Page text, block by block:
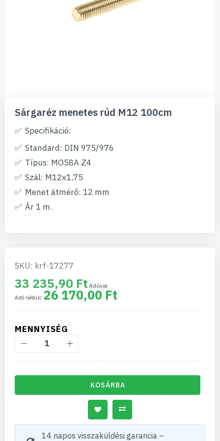
képgaléria
elejére
Sárgaréz menetes rúd M12 100cm
Specifikáció:
Standard: DIN 975/976
Típus: MO58A Z4
Szál: M12x1,75
Menet átmérő: 12 mm
Ár 1 m.
SKU: krf-17277
33 235,90 Ft
26 170,00 Ft
MENNYISÉG
KOSÁRBA
14 napos visszaküldési garancia –